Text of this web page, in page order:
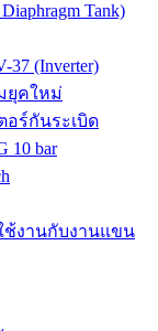
Tank)
37 (Inverter)
ยุคใหม่
อร์กันระเบิด
10 bar
ช้งานกับงานแขน